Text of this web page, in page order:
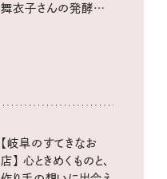
舞衣子さんの発酵と
【岐阜のすてきなお
店】 心ときめくものと、